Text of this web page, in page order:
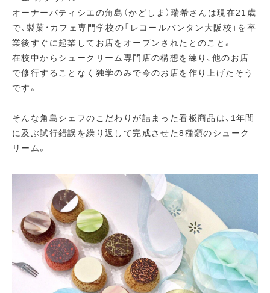
オーナーパティシエの角島（かどしま）瑞希さんは現在21歳
で、製菓・カフェ専門学校の「レコールバンタン大阪校」を卒
業後すぐに起業してお店をオープンされたとのこと。
在校中からシュークリーム専門店の構想を練り、他のお店
で修行することなく独学のみで今のお店を作り上げたそう
です。
そんな角島シェフのこだわりが詰まった看板商品は、1年間
に及ぶ試行錯誤を繰り返して完成させた8種類のシューク
リーム。